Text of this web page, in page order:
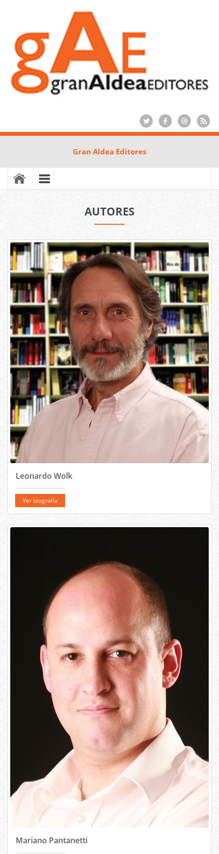
Gran Aldea Editores
AUTORES
Leonardo Wolk
Ver biografía
Mariano Pantanetti